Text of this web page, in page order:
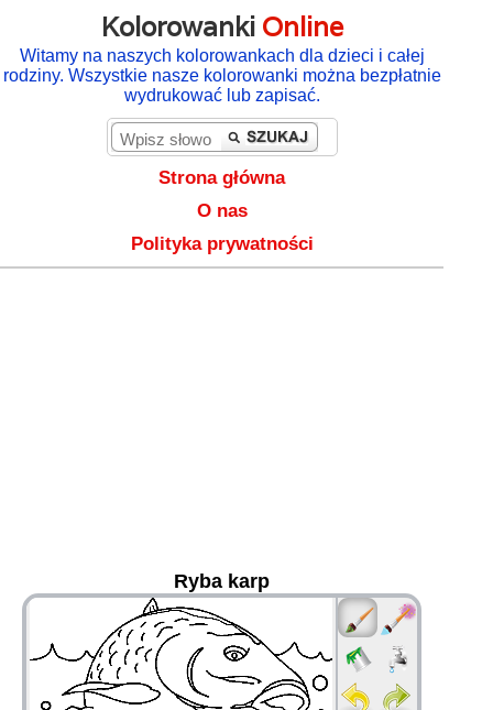
Kolorowanki Online
Witamy na naszych kolorowankach dla dzieci i całej
rodziny. Wszystkie nasze kolorowanki można bezpłatnie
wydrukować lub zapisać.
Strona główna
O nas
Polityka prywatności
Ryba karp